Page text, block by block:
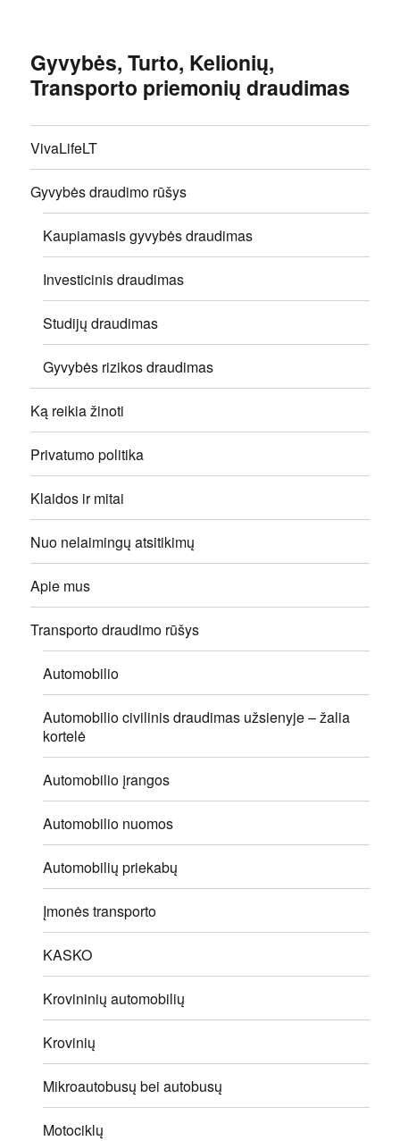
Gyvybės, Turto, Kelionių,
Transporto priemonių draudimas
VivaLifeLT
Gyvybės draudimo rūšys
Kaupiamasis gyvybės draudimas
Investicinis draudimas
Studijų draudimas
Gyvybės rizikos draudimas
Ką reikia žinoti
Privatumo politika
Klaidos ir mitai
Nuo nelaimingų atsitikimų
Apie mus
Transporto draudimo rūšys
Automobilio
Automobilio civilinis draudimas užsienyje – žalia
kortelė
Automobilio įrangos
Automobilio nuomos
Automobilių priekabų
Įmonės transporto
KASKO
Krovininių automobilių
Krovinių
Mikroautobusų bei autobusų
Motociklų